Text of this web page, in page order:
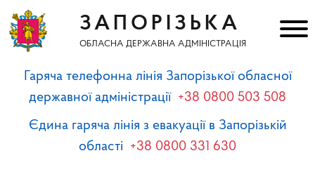
ЗАПОРІЗЬКА
ОБЛАСНА ДЕРЖАВНА АДМІНІСТРАЦІЯ
Гаряча телефонна лінія Запорізької обласної
державної адміністрації +38 0800 503 508
Єдина гаряча лінія з евакуації в Запорізькій
області +38 0800 331 630